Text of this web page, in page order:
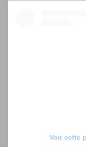
Voir cette